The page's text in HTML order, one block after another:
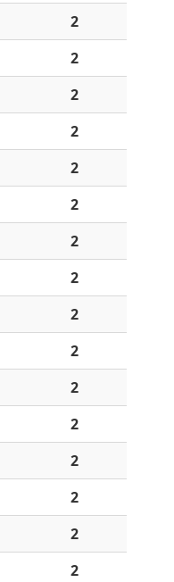
2
2
2
2
2
2
2
2
2
2
2
2
2
2
2
2